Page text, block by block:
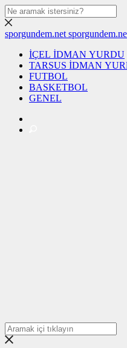
sporgundem.net
İÇEL İDMAN YURDU
TARSUS İDMAN
FUTBOL
BASKETBOL
GENEL